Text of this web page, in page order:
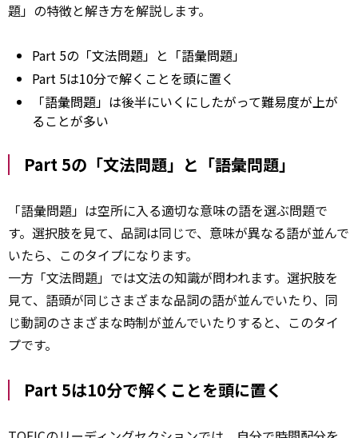
題」の特徴と解き方を解説します。
Part 5の「文法問題」と「語彙問題」
Part 5は10分で解くことを頭に置く
「語彙問題」は後半にいくにしたがって難易度が上が
ることが多い
Part 5の「文法問題」と「語彙問題」
「語彙問題」は空所に入る適切な意味の語を選ぶ問題で
す。選択肢を見て、品詞は同じで、意味が異なる語が並んで
いたら、このタイプになります。
一方「文法問題」では文法の知識が問われます。選択肢を
見て、語頭が同じさまざまな品詞の語が並んでいたり、同
じ動詞のさまざまな時制が並んでいたりすると、このタイ
プです。
Part 5は10分で解くことを頭に置く